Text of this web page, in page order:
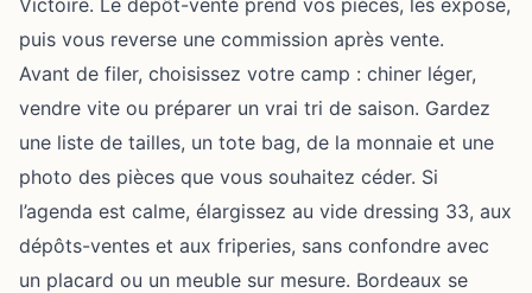
Victoire. Le dépôt-vente prend vos pièces, les expose,
puis vous reverse une commission après vente.
Avant de filer, choisissez votre camp : chiner léger,
vendre vite ou préparer un vrai tri de saison. Gardez
une liste de tailles, un tote bag, de la monnaie et une
photo des pièces que vous souhaitez céder. Si
l’agenda est calme, élargissez au vide dressing 33, aux
dépôts-ventes et aux friperies, sans confondre avec
un placard ou un meuble sur mesure. Bordeaux se